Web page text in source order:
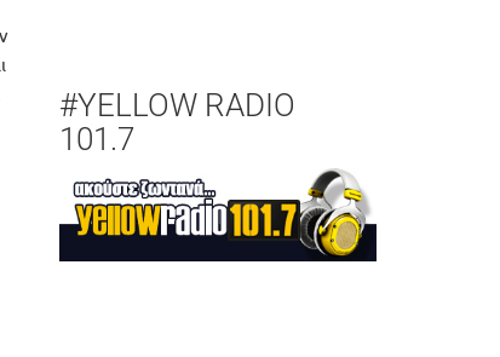
#YELLOW RADIO
101.7